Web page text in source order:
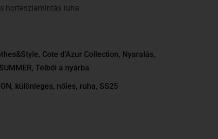
hortenziamintás ruha
, Cote d'Azur Collection, Nyaralás,
, Télből a nyárba
, különleges, nőies, ruha, SS25